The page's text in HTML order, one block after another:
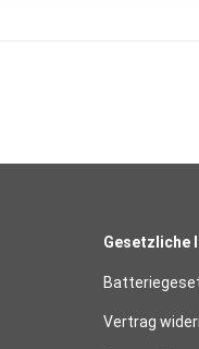
Gesetzliche
Vertrag